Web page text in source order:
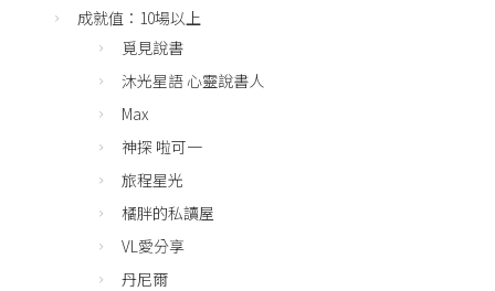
成就值：10場以上
覓見說書
沐光星語 心靈說書人
Max
神探 啦可一
旅程星光
橘胖的私讀屋
VL愛分享
丹尼爾